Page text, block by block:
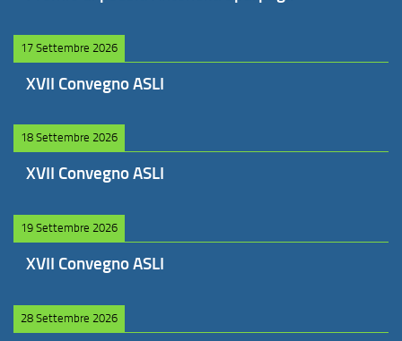
17 Settembre 2026
XVII Convegno ASLI
18 Settembre 2026
XVII Convegno ASLI
19 Settembre 2026
XVII Convegno ASLI
28 Settembre 2026